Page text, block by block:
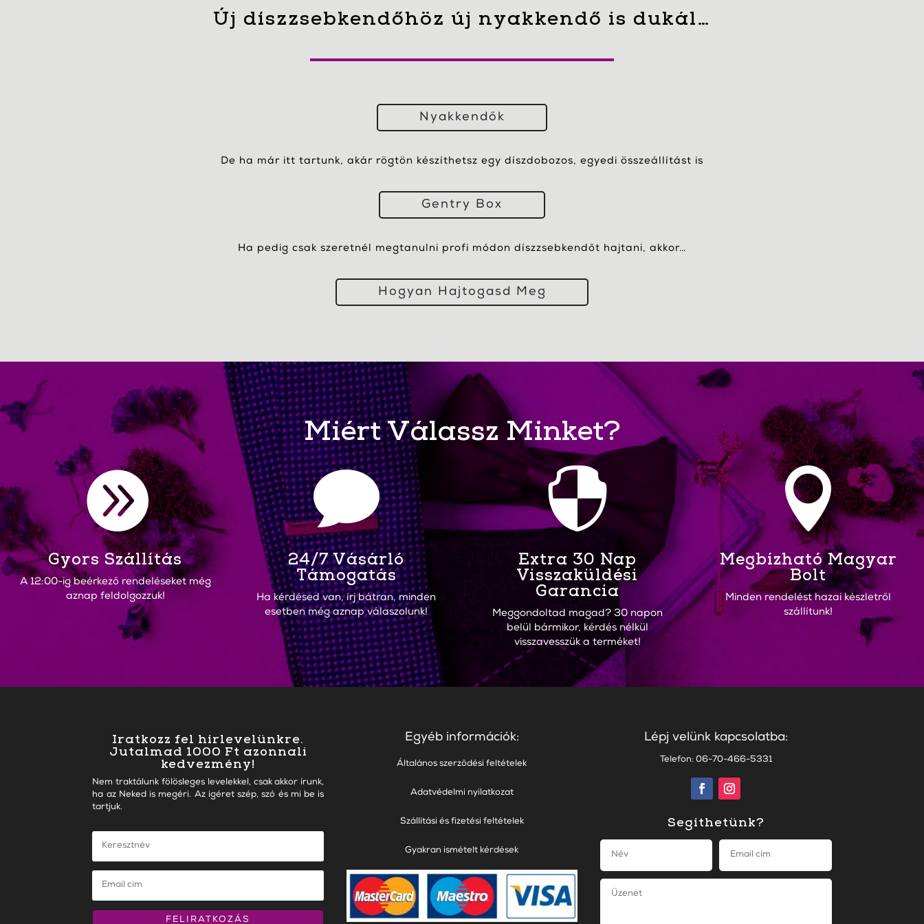
Új díszzsebkendőhöz új nyakkendő is dukál…
Nyakkendők
De ha már itt tartunk, akár rögtön készíthetsz egy díszdobozos, egyedi összeállítást is
Gentry Box
Ha pedig csak szeretnél megtanulni profi módon díszzsebkendőt hajtani, akkor…
Hogyan Hajtogasd Meg
Miért Válassz Minket?

Gyors Szállítás
A 12:00-ig beérkező rendeléseket még
aznap feldolgozzuk!

24/7 Vásárló
Támogatás
Ha kérdésed van, írj bátran, minden
esetben még aznap válaszolunk!

Extra 30 Nap
Visszaküldési
Garancia
Meggondoltad magad? 30 napon
belül bármikor, kérdés nélkül
visszavesszük a terméket!

Megbízható Magyar
Bolt
Minden rendelést hazai készletről
szállítunk!
Iratkozz fel hírlevelünkre.
Jutalmad 1000 Ft azonnali
kedvezmény!
Nem traktálunk fölösleges levelekkel, csak akkor írunk,
ha az Neked is megéri. Az igéret szép, szó és mi be is
tartjuk.
FELIRATKOZÁS
Egyéb információk:
Általános szerződési feltételek
Adatvédelmi nyilatkozat
Szállítási és fizetési feltételek
Gyakran ismételt kérdések
Lépj velünk kapcsolatba:
Telefon: 06-70-466-5331
Segíthetünk?